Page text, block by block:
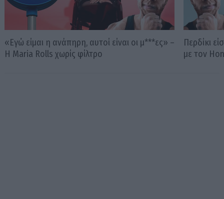
«Εγώ είμαι η ανάπηρη, αυτοί είναι οι μ***ες» –
Η Maria Rolls χωρίς φίλτρο
Περδίκι
με τον